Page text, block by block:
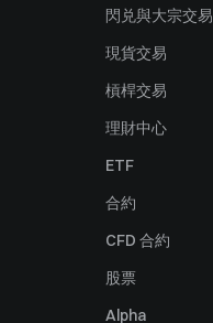
閃兑與大宗交易
現貨交易
槓桿交易
理財中心
ETF
合約
CFD 合約
股票
Alpha